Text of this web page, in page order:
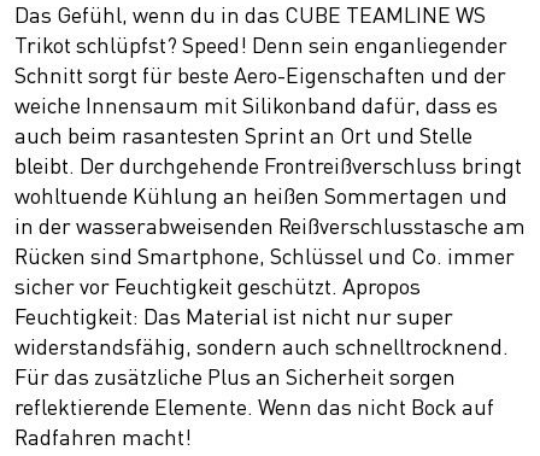
Das Gefühl, wenn du in das CUBE TEAMLINE WS
Trikot schlüpfst? Speed! Denn sein enganliegender
Schnitt sorgt für beste Aero-Eigenschaften und der
weiche Innensaum mit Silikonband dafür, dass es
auch beim rasantesten Sprint an Ort und Stelle
bleibt. Der durchgehende Frontreißverschluss bringt
wohltuende Kühlung an heißen Sommertagen und
in der wasserabweisenden Reißverschlusstasche am
Rücken sind Smartphone, Schlüssel und Co. immer
sicher vor Feuchtigkeit geschützt. Apropos
Feuchtigkeit: Das Material ist nicht nur super
widerstandsfähig, sondern auch schnelltrocknend.
Für das zusätzliche Plus an Sicherheit sorgen
reflektierende Elemente. Wenn das nicht Bock auf
Radfahren macht!